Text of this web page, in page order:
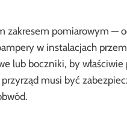
zakresem pomiarowym —
w instalacjach
lub boczniki, by
musi być